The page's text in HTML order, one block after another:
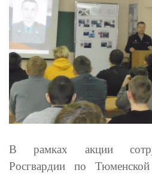
В рамках акции
Росгвардии по